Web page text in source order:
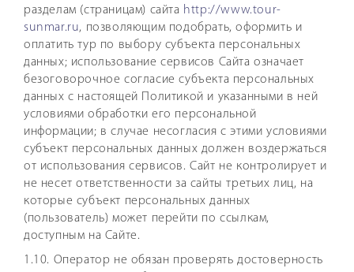
разделам (страницам) сайта http://www.tour-
sunmar.ru, позволяющим подобрать, оформить и
оплатить тур по выбору субъекта персональных
данных; использование сервисов Сайта означает
безоговорочное согласие субъекта персональных
данных с настоящей Политикой и указанными в ней
условиями обработки его персональной
информации; в случае несогласия с этими условиями
субъект персональных данных должен воздержаться
от использования сервисов. Сайт не контролирует и
не несет ответственности за сайты третьих лиц, на
которые субъект персональных данных
(пользователь) может перейти по ссылкам,
доступным на Сайте.
1.10. Оператор не обязан проверять достоверность